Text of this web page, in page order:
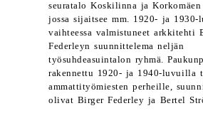
seuratalo Koskilinna ja Korkomäen
jossa sijaitsee mm. 1920- ja 1930-
vaihteessa valmistuneet arkkitehti
Federleyn suunnittelema neljän
työsuhdeasuintalon ryhmä.
rakennettu 1920- ja 1940-luvuilla
ammattityömiesten perheille,
olivat Birger Federley ja Bertel